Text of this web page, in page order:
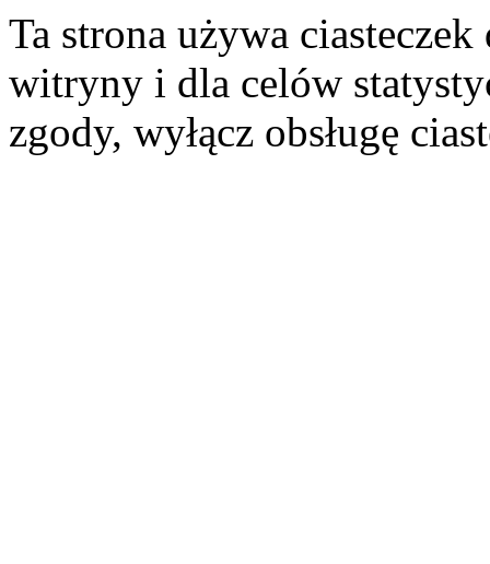
Ta strona używa
witryny i dla celów
zgody, wyłącz obsługę